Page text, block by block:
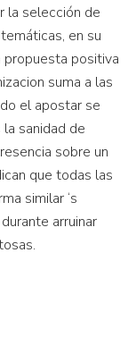
la selección de
en su
propuesta positiva
suma a las
el apostar se
sanidad de
sobre un
que todas las
similar ‘s
arruinar